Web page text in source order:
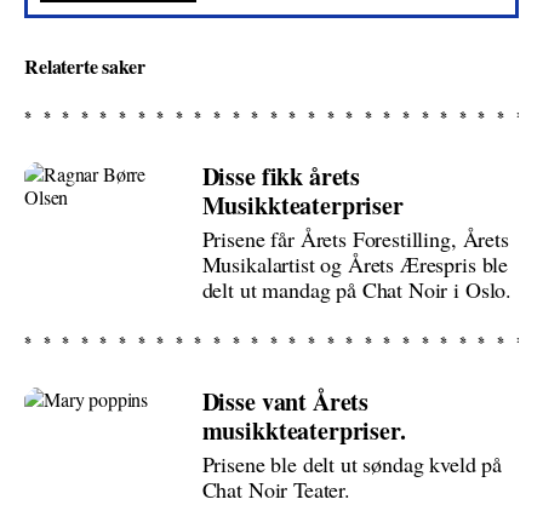
Relaterte saker
Disse fikk årets
Musikkteaterpriser
Prisene får Årets Forestilling, Årets
Musikalartist og Årets Ærespris ble
delt ut mandag på Chat Noir i Oslo.
Disse vant Årets
musikkteaterpriser.
Prisene ble delt ut søndag kveld på
Chat Noir Teater.